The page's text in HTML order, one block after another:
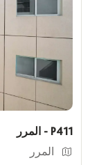
P411 - المرر
المرر